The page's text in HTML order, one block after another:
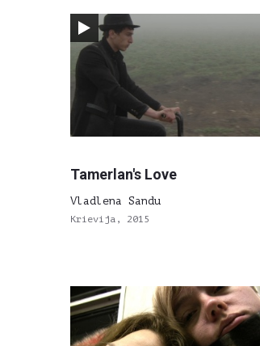
Tamerlan's Love
Vladlena Sandu
Krievija, 2015